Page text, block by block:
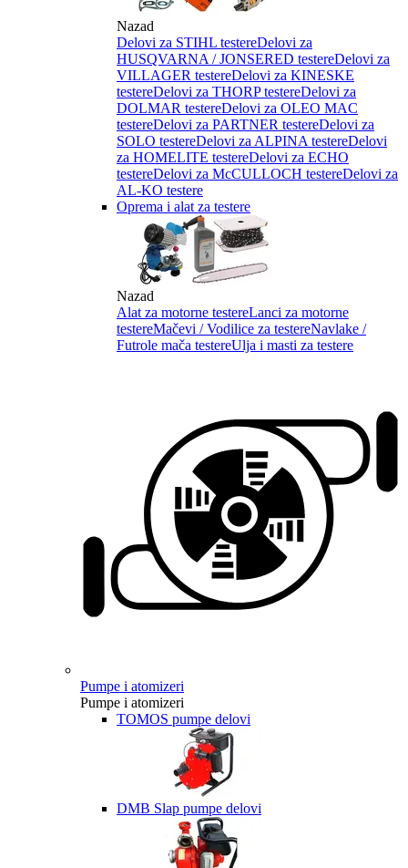
Nazad
Delovi za STIHL testereDelovi za
HUSQVARNA / JONSERED testereDelovi za
VILLAGER testereDelovi za KINESKE
testereDelovi za THORP testereDelovi za
DOLMAR testereDelovi za OLEO MAC
testereDelovi za PARTNER testereDelovi za
SOLO testereDelovi za ALPINA testereDelovi
za HOMELITE testereDelovi za ECHO
testereDelovi za McCULLOCH testereDelovi za
AL-KO testere
Oprema i alat za testere
Nazad
Alat za motorne testereLanci za motorne
testereMačevi / Vodilice za testereNavlake /
Futrole mača testereUlja i masti za testere
Pumpe i atomizeri
Pumpe i atomizeri
TOMOS pumpe delovi
DMB Slap pumpe delovi